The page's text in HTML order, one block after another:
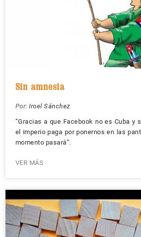
Sin amnesia
Por: Iroel Sánchez
”Gracias a que Facebook no es Cuba y
el imperio paga por ponernos en las
momento pasará”.
VER MÁS